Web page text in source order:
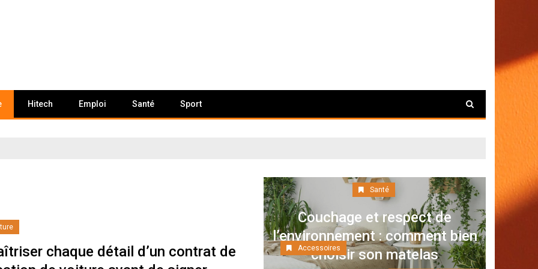
Hitech Emploi Santé Sport
chaque détail d’un contrat de
Santé
Couchage et respect de
l’environnement : comment bien
choisir son matelas
Accessoires